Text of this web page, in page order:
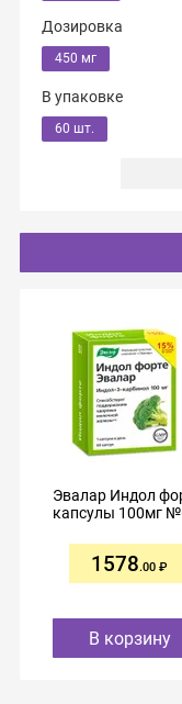
Дозировка
450 мг
В упаковке
60 шт.
Эвалар Индол
капсулы 100мг
1578.00
В корзину